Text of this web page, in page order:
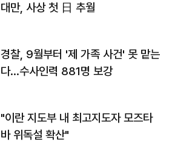
대만, 사상 첫 日 추월
경찰, 9월부터 '제 가족 사건' 못 맡는
다…수사인력 881명 보강
"이란 지도부 내 최고지도자 모즈타
바 위독설 확산"